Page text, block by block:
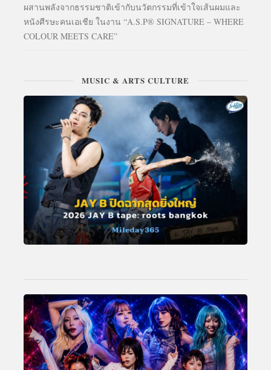
ผสานพลังจากธรรมชาติเข้ากับนวัตกรรมที่เข้าใจเส้นผมและ
หนังศีรษะคนเอเชีย ในงาน “A.S.P® SIGNATURE – WHERE
COLOUR MEETS CARE”
MUSIC & ARTS CULTURE